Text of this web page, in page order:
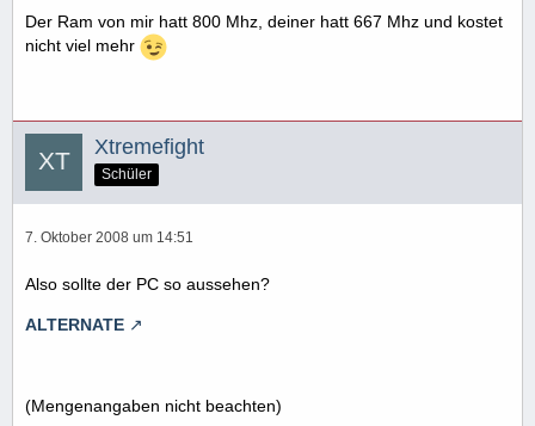
Der Ram von mir hatt 800 Mhz, deiner hatt 667 Mhz und kostet
nicht viel mehr
Xtremefight
Schüler
7. Oktober 2008 um 14:51
Also sollte der PC so aussehen?
ALTERNATE
(Mengenangaben nicht beachten)